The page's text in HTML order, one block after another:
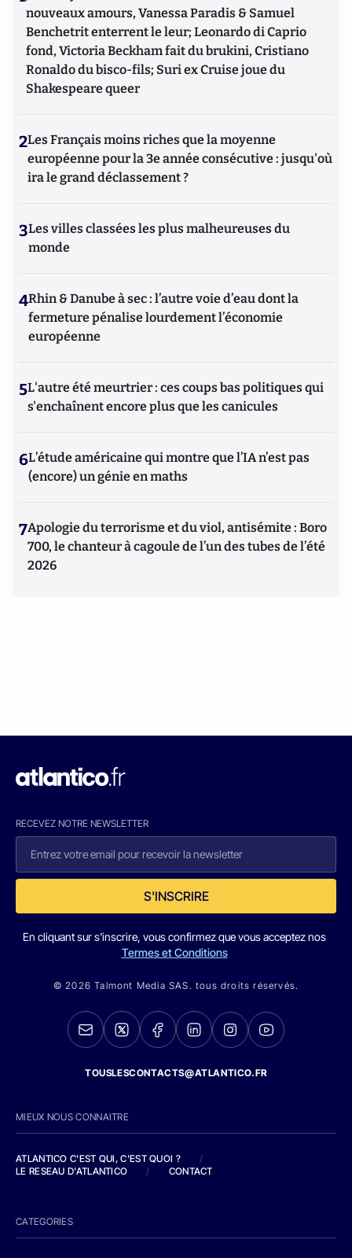
nouveaux amours, Vanessa Paradis & Samuel
Benchetrit enterrent le leur; Leonardo di Caprio
fond, Victoria Beckham fait du brukini, Cristiano
Ronaldo du bisco-fils; Suri ex Cruise joue du
Shakespeare queer
2Les Français moins riches que la moyenne
européenne pour la 3e année consécutive : jusqu'où
ira le grand déclassement ?
3Les villes classées les plus malheureuses du
monde
4Rhin & Danube à sec : l’autre voie d’eau dont la
fermeture pénalise lourdement l’économie
européenne
5L'autre été meurtrier : ces coups bas politiques qui
s'enchaînent encore plus que les canicules
6L’étude américaine qui montre que l’IA n’est pas
(encore) un génie en maths
7Apologie du terrorisme et du viol, antisémite : Boro
700, le chanteur à cagoule de l’un des tubes de l’été
2026
RECEVEZ NOTRE NEWSLETTER
S'INSCRIRE
En cliquant sur s'inscrire, vous confirmez que vous acceptez nos
Termes et Conditions
© 2026 Talmont Media SAS. tous droits réservés.
TOUSLESCONTACTS@ATLANTICO.FR
MIEUX NOUS CONNAITRE
ATLANTICO C'EST QUI, C'EST QUOI ?
/
LE RESEAU D'ATLANTICO
/ CONTACT
CATEGORIES